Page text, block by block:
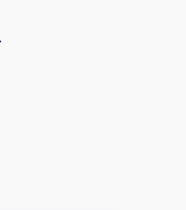
度体验